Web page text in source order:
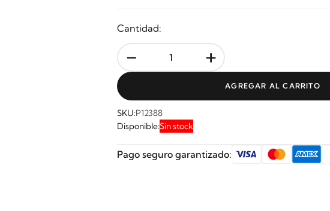
Cantidad:
- +
AGREGAR AL CARRITO
SKU:P12388
Disponible:Sin stock
Pago seguro garantizado: